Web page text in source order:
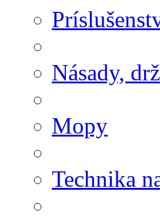
Násady,
Mopy
Technika